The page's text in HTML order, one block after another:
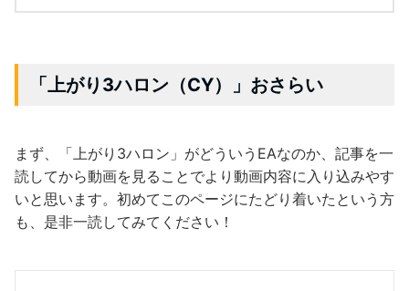
「上がり3ハロン（CY）」おさらい
まず、「上がり3ハロン」がどういうEAなのか、記事を一
読してから動画を見ることでより動画内容に入り込みやす
いと思います。初めてこのページにたどり着いたという方
も、是非一読してみてください！